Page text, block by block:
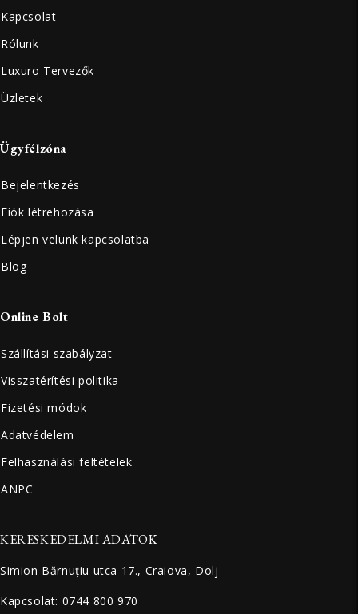
Kapcsolat
Rólunk
Luxuro Tervezők
Üzletek
Ügyfélzóna
Bejelentkezés
Fiók létrehozása
Lépjen velünk kapcsolatba
Blog
Online Bolt
Szállítási szabályzat
Visszatérítési politika
Fizetési módok
Adatvédelem
Felhasználási feltételek
ANPC
KERESKEDELMI ADATOK
Simion Bărnuțiu utca 17., Craiova, Dolj
Kapcsolat: 0744 800 970